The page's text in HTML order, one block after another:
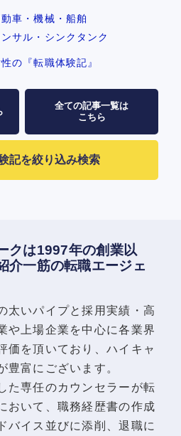
動車・機械・船舶
ンサル・シンクタンク
の『転職体験記』
記を絞り込み検索
全ての記事一覧は
こちら
クは1997年の創業以
介一筋の転職エージェ
太いパイプと採用実績・高
や上場企業を中心に各業界
価を頂いており、ハイキャ
豊富にございます。
た専任のカウンセラーが転
おいて、職務経歴書の作成
バイス並びに添削、退職に